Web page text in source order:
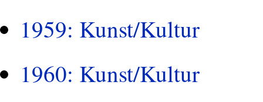
1959: Kunst/Kultur
1960: Kunst/Kultur